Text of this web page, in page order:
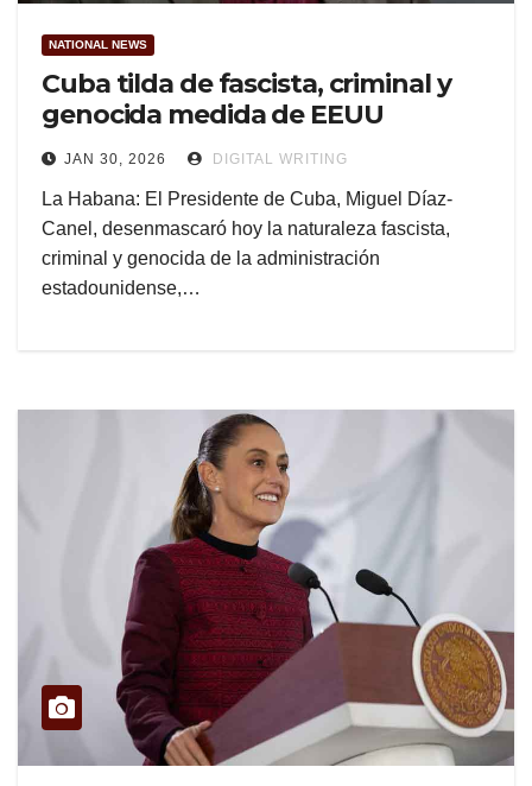
NATIONAL NEWS
Cuba tilda de fascista, criminal y
genocida medida de EEUU
JAN 30, 2026 DIGITAL WRITING
La Habana: El Presidente de Cuba, Miguel Díaz-
Canel, desenmascaró hoy la naturaleza fascista,
criminal y genocida de la administración
estadounidense,…